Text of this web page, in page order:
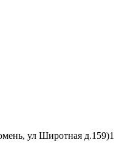
ул Широтная д.159)1